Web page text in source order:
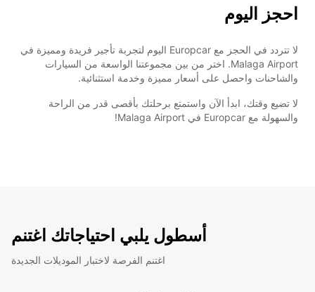
احجز اليوم
لا تتردد في الحجز مع Europcar اليوم لتجربة تأجير فريدة ومميزة في
Malaga Airport. اختر من بين مجموعتنا الواسعة من السيارات
والشاحنات واحصل على أسعار مميزة وخدمة استثنائية.
لا تضيع وقتك، ابدأ الآن واستمتع برحلتك بأقصى قدر من الراحة
والسهولة مع Europcar في Malaga Airport!
أسطول يلبي احتياجاتك اغتنم
اغتنم الفرصة لاختبار الموديلات الجديدة